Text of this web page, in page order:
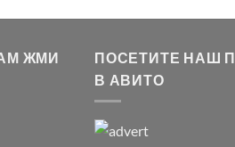
ЖМИ
ПОСЕТИТЕ НАШ
В АВИТО